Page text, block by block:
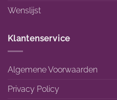
Wenslijst
Klantenservice
Algemene Voorwaarden
Privacy Policy